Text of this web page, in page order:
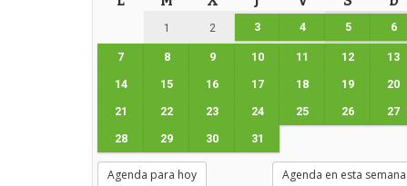
1 2 3 4 5 6
7 8 9 10 11 12 13
14 15 16 17 18 19 20
21 22 23 24 25 26 27
28 29 30 31
Agenda para hoy Agenda en esta semana